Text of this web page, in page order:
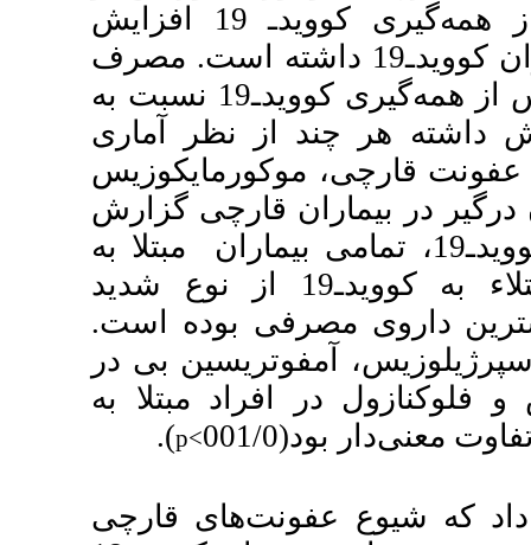
آسپیرژیلوس در دوران پس از همه‌گیری کوویدـ 19 افزایش
از بحران کوویدـ19 داشته است. مصرف
داروهای ضدقارچ در دوران پس از همه‌گیری کوویدـ19 نسبت به
نظر آماری
قارچی گزارش
تمامی بیماران مبتلا به
قارچی، سابقه ابتلاء به کوویدـ19 از نوع شدید
بوده است.
بی در
مبتلا به
p<
).
قارچی